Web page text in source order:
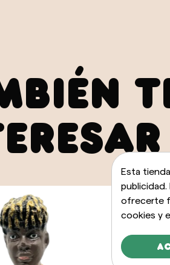
Esta
ofrecerte
cookies y